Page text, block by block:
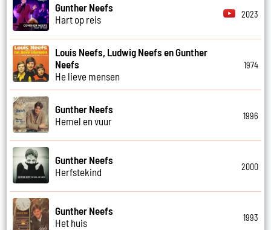
Gunther Neefs
Hart op reis
2023
Louis Neefs, Ludwig Neefs en Gunther
Neefs
He lieve mensen
1974
Gunther Neefs
Hemel en vuur
1996
Gunther Neefs
Herfstekind
2000
Gunther Neefs
Het huis
1993